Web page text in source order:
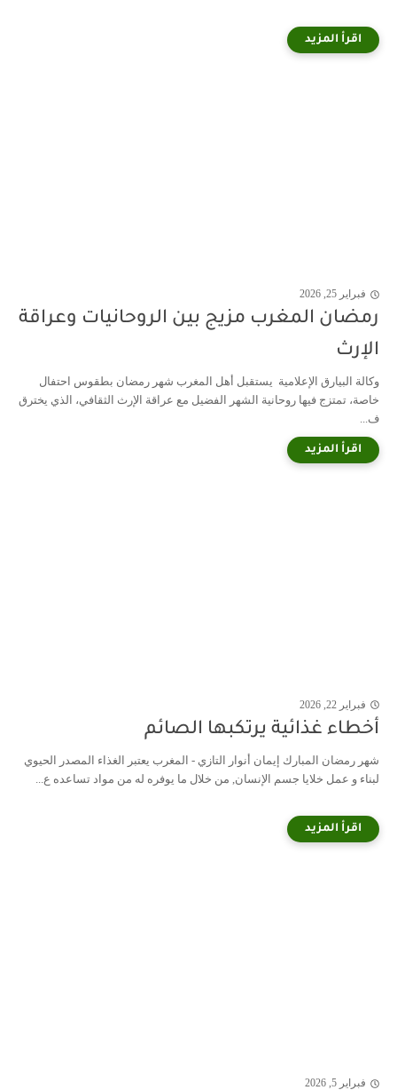
فبراير 25, 2026
رمضان المغرب مزيج بين الروحانيات وعراقة
الإرث
وكالة البيارق الإعلامية يستقبل أهل المغرب شهر رمضان بطقوس احتفال
خاصة، تمتزج فيها روحانية الشهر الفضيل مع عراقة الإرث الثقافي، الذي يخترق
ف...
فبراير 22, 2026
أخطاء غذائية يرتكبها الصائم
شهر رمضان المبارك إيمان أنوار التازي - المغرب يعتبر الغذاء المصدر الحيوي
لبناء و عمل خلايا جسم الإنسان, من خلال ما يوفره له من مواد تساعده ع...
فبراير 5, 2026